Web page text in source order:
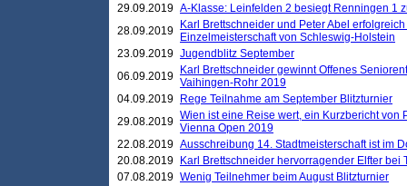
29.09.2019 A-Klasse: Leinfelden 2 besiegt Renningen 1
28.09.2019
Karl Brettschneider und Peter Abel
Einzelmeisterschaft von Schleswig-Holstein
23.09.2019 Jugendblitz September
06.09.2019
Karl Brettschneider gewinnt Offenes
Vaihingen-Rohr 2019
04.09.2019
Rege Teilnahme am September Blitzturnier
29.08.2019 Wien ist eine Reise wert, ein Kurzbericht von
Vienna Open 2019
22.08.2019 Ausschreibung 14. Stadtmeisterschaft ist im
20.08.2019
Karl Brettschneider hervorragender Elfter bei
07.08.2019 Wenig Teilnehmer beim August Blitzturnier